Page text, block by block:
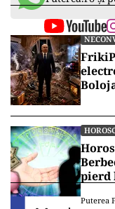
pierd
Puterea